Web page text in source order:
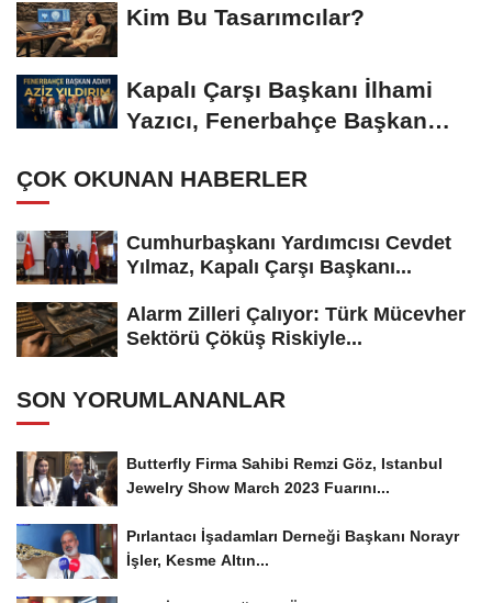
Kim Bu Tasarımcılar?
Kapalı Çarşı Başkanı İlhami
Yazıcı, Fenerbahçe Başkan
ÇOK OKUNAN HABERLER
Cumhurbaşkanı Yardımcısı Cevdet
Yılmaz, Kapalı Çarşı Başkanı...
Alarm Zilleri Çalıyor: Türk Mücevher
Sektörü Çöküş Riskiyle...
SON YORUMLANANLAR
Butterfly Firma Sahibi Remzi Göz, Istanbul
Jewelry Show March 2023 Fuarını...
Pırlantacı İşadamları Derneği Başkanı Norayr
İşler, Kesme Altın...